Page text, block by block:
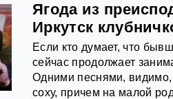
Ягода из
Иркутск
Если кто думает, что
сейчас продолжает
Одними песнями, видимо,
соху, причем на малой